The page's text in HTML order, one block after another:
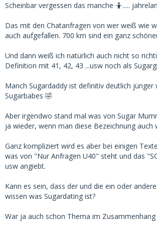
Scheinbar vergessen das manche 🤷.....
Das mit den Chatanfragen von wer weiß wie
auch aufgefallen. 700 km sind ein ganz
Und dann weiß ich natürlich auch nicht so
Definition mit 41, 42, 43 ...usw noch als
Manch Sugardaddy ist definitiv deutlich jünger
Sugarbabes 🤣
Aber irgendwo stand mal was von Sugar
ja wieder, wenn man diese Bezeichnung auch
Ganz kompliziert wird es aber bei einigen
was von "Nur Anfragen U40" steht und das
usw angiebt.
Kann es sein, dass der und die ein oder
wissen was Sugardating ist?
War ja auch schon Thema im